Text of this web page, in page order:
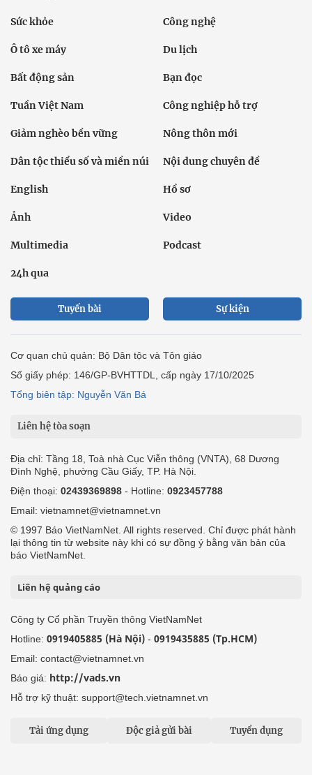
Sức khỏe Công nghệ
Ô tô xe máy Du lịch
Bất động sản Bạn đọc
Tuần Việt Nam Công nghiệp hỗ trợ
Giảm nghèo bền vững Nông thôn mới
Dân tộc thiểu số và miền núi Nội dung chuyên đề
English Hồ sơ
Ảnh Video
Multimedia Podcast
24h qua
Tuyến bài Sự kiện
Cơ quan chủ quản: Bộ Dân tộc và Tôn giáo
Số giấy phép: 146/GP-BVHTTDL, cấp ngày 17/10/2025
Tổng biên tập: Nguyễn Văn Bá
Liên hệ tòa soạn
Địa chỉ: Tầng 18, Toà nhà Cục Viễn thông (VNTA), 68 Dương
Đình Nghệ, phường Cầu Giấy, TP. Hà Nội.
Điện thoại: 02439369898 - Hotline: 0923457788
Email: vietnamnet@vietnamnet.vn
© 1997 Báo VietNamNet. All rights reserved. Chỉ được phát hành
lại thông tin từ website này khi có sự đồng ý bằng văn bản của
báo VietNamNet.
Liên hệ quảng cáo
Công ty Cổ phần Truyền thông VietNamNet
Hotline: 0919405885 (Hà Nội) - 0919435885 (Tp.HCM)
Email: contact@vietnamnet.vn
Báo giá: http://vads.vn
Hỗ trợ kỹ thuật: support@tech.vietnamnet.vn
Tải ứng dụng Độc giả gửi bài Tuyển dụng